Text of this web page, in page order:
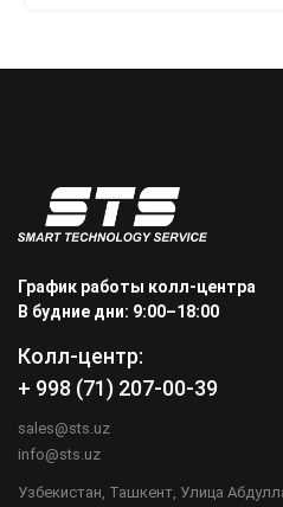
График работы колл-центра
В будние дни: 9:00–18:00
Колл-центр:
+ 998 (71) 207-00-39
sales@sts.uz
info@sts.uz
Узбекистан, Ташкент, Улица